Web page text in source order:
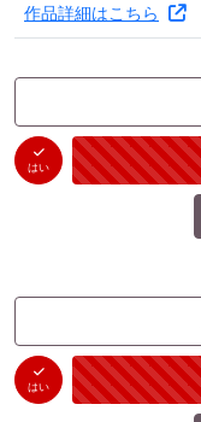
作品詳細はこちら
はい
はい